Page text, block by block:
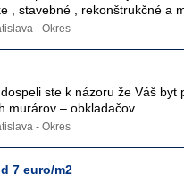
, stavebné , rekonštrukčné a
- Okres
ste k názoru že Váš
– obkladačov...
- Okres
7 euro/m2